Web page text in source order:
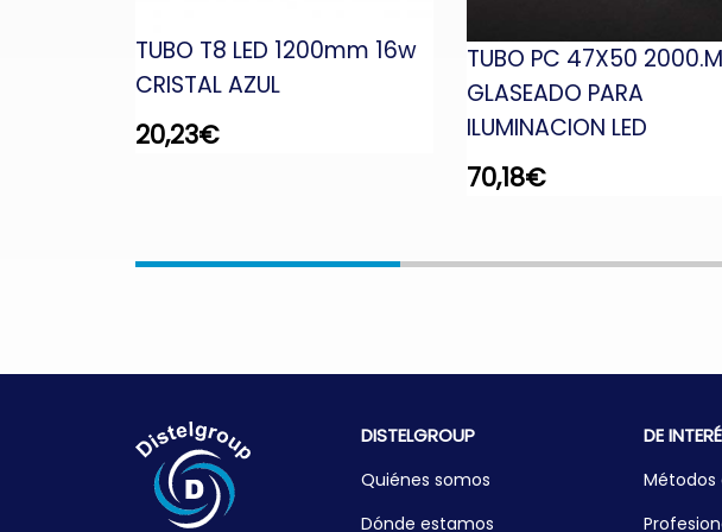
TUBO T8 LED 1200mm 16w
CRISTAL AZUL
20,23€
TUBO PC 47X50
GLASEADO PARA
ILUMINACION LED
70,18€
DISTELGROUP
Quiénes somos
Dónde estamos
DE
Métodos